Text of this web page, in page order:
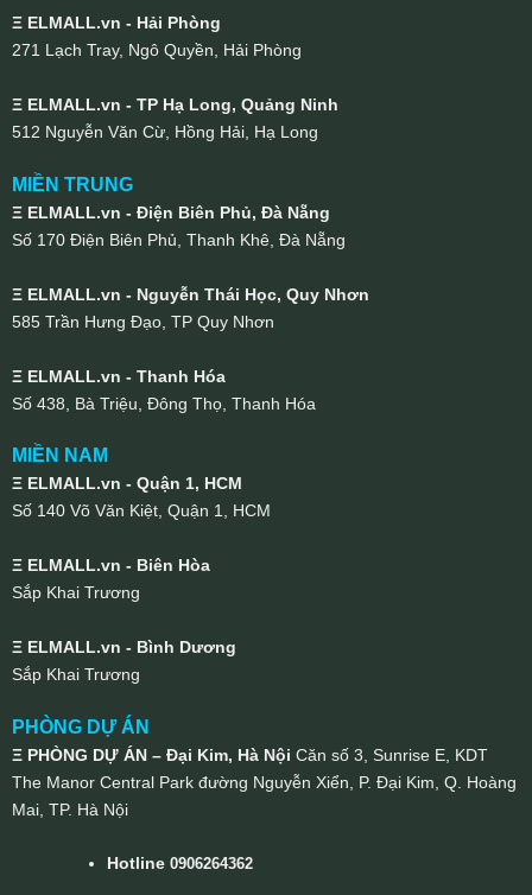
Ξ ELMALL.vn - Hải Phòng
271 Lạch Tray, Ngô Quyền, Hải Phòng
Ξ ELMALL.vn - TP Hạ Long, Quảng Ninh
512 Nguyễn Văn Cừ, Hồng Hải, Hạ Long
MIỀN TRUNG
Ξ ELMALL.vn - Điện Biên Phủ, Đà Nẵng
Số 170 Điện Biên Phủ, Thanh Khê, Đà Nẵng
Ξ ELMALL.vn - Nguyễn Thái Học, Quy Nhơn
585 Trần Hưng Đạo, TP Quy Nhơn
Ξ ELMALL.vn - Thanh Hóa
Số 438, Bà Triệu, Đông Thọ, Thanh Hóa
MIỀN NAM
Ξ ELMALL.vn - Quận 1, HCM
Số 140 Võ Văn Kiệt, Quận 1, HCM
Ξ ELMALL.vn - Biên Hòa
Sắp Khai Trương
Ξ ELMALL.vn - Bình Dương
Sắp Khai Trương
PHÒNG DỰ ÁN
Ξ PHÒNG DỰ ÁN – Đại Kim, Hà Nội Căn số 3, Sunrise E, KDT
The Manor Central Park đường Nguyễn Xiển, P. Đại Kim, Q. Hoàng
Mai, TP. Hà Nội
Hotline0906264362